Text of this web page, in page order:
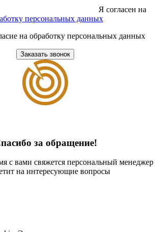
Я согласен на
персональных данных
на обработку персональных данных
Заказать звонок
за обращение!
с вами свяжется персональный менеджер
на интересующие вопросы